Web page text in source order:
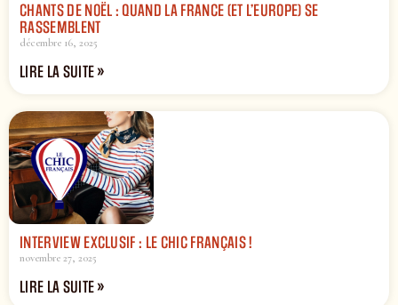
CHANTS DE NOËL : QUAND LA FRANCE (ET L’EUROPE) SE
RASSEMBLENT
décembre 16, 2025
LIRE LA SUITE »
INTERVIEW EXCLUSIF : LE CHIC FRANÇAIS !
novembre 27, 2025
LIRE LA SUITE »